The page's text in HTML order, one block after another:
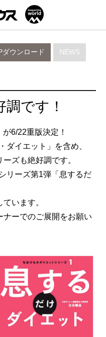
NEWS
ダウンロード
です！
6/22重版決定！
ダイエット」を含め、
ズも絶好調です。
リーズ第1弾「息するだ
います。
ナーでのご展開をお願い